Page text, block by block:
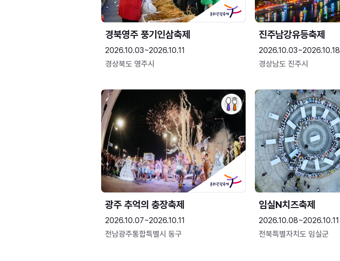
경북영주 풍기인삼축제
2026.10.03~2026.10.11
경상북도 영주시
진주남강유등축제
2026.10.03~2026.10.18
경상남도 진주시
광주 추억의 충장축제
2026.10.07~2026.10.11
전남광주통합특별시 동구
임실N치즈축제
2026.10.08~2026.10.11
전북특별자치도 임실군